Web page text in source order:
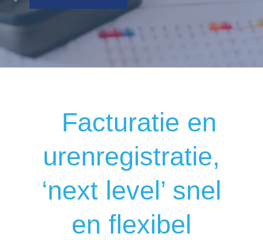
Facturatie en
urenregistratie,
‘next level’ snel
en flexibel